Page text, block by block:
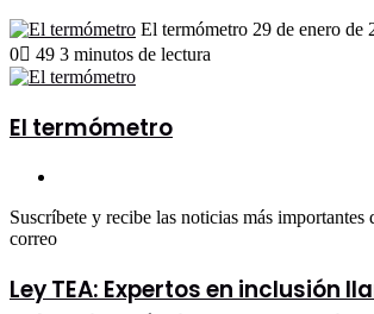
El termómetro Send
29 de enero de
0
49 3 minutos de lectura
El termómetro
Suscríbete y recibe las noticias más importantes
correo
Ley
TEA:
Ley TEA: Expertos en inclusión